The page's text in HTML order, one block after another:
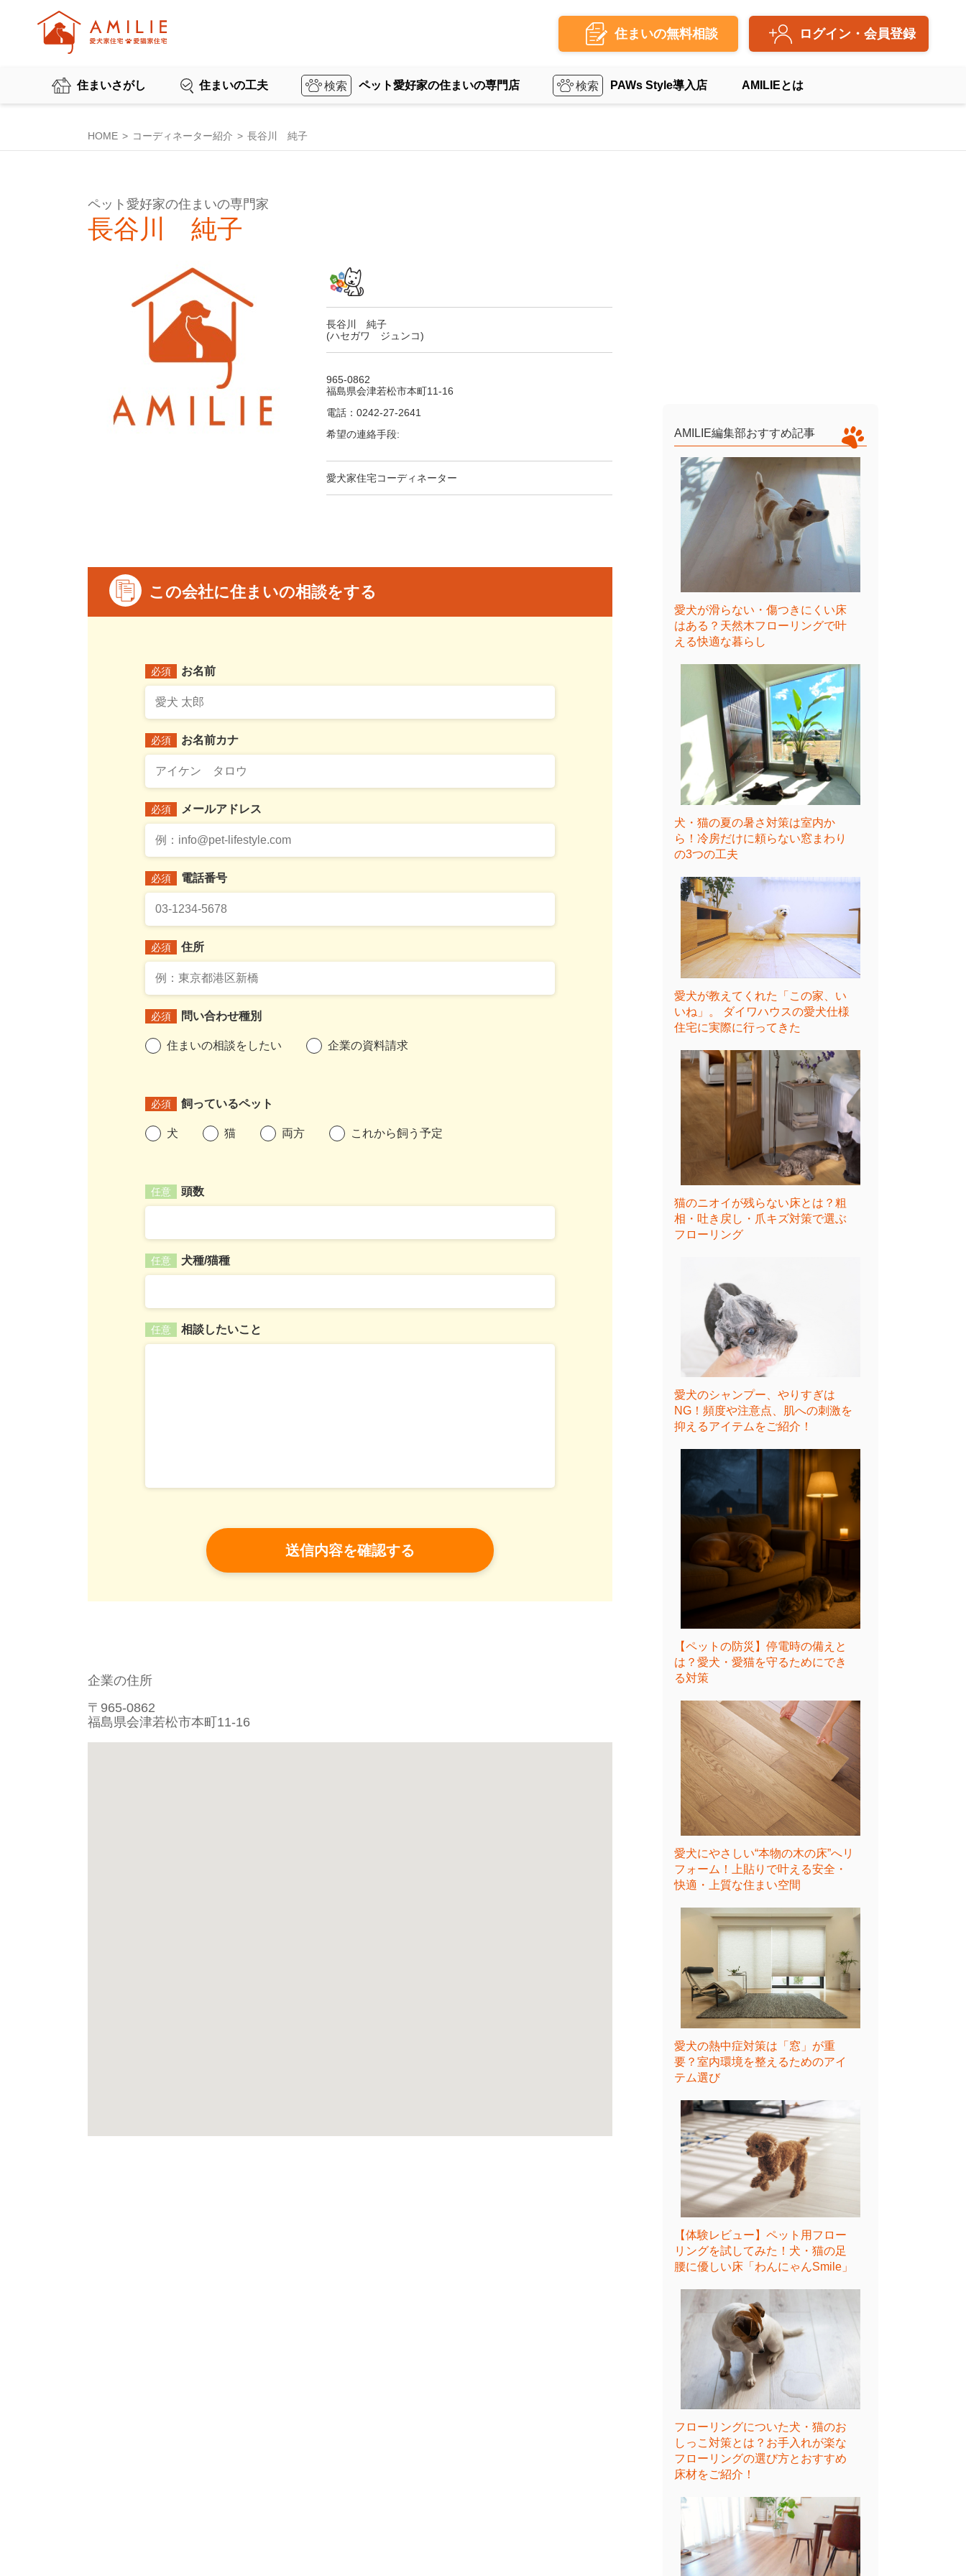
住まいの無料相談 ログイン・会員登録
住まいさがし 住まいの工夫 ペット愛好家の住まいの専門店 PAWs Style導入店 AMILIEとは
HOME コーディネーター紹介 長谷川 純子
ペット愛好家の住まいの専門家
長谷川 純子
長谷川 純子
(ハセガワ ジュンコ)
965-0862
福島県会津若松市本町11-16
電話：0242-27-2641
希望の連絡手段:
愛犬家住宅コーディネーター
この会社に住まいの相談をする
必須 お名前
必須 お名前カナ
必須 メールアドレス
必須 電話番号
必須 住所
必須 問い合わせ種別
住まいの相談をしたい 企業の資料請求
必須 飼っているペット
犬 猫 両方 これから飼う予定
任意 頭数
任意 犬種/猫種
任意 相談したいこと
企業の住所
〒965-0862
福島県会津若松市本町11-16
AMILIE編集部おすすめ記事
愛犬が滑らない・傷つきにくい床
はある？天然木フローリングで叶
える快適な暮らし
犬・猫の夏の暑さ対策は室内か
ら！冷房だけに頼らない窓まわり
の3つの工夫
愛犬が教えてくれた「この家、い
いね」。 ダイワハウスの愛犬仕様
住宅に実際に行ってきた
猫のニオイが残らない床とは？粗
相・吐き戻し・爪キズ対策で選ぶ
フローリング
愛犬のシャンプー、やりすぎは
NG！頻度や注意点、肌への刺激を
抑えるアイテムをご紹介！
【ペットの防災】停電時の備えと
は？愛犬・愛猫を守るためにでき
る対策
愛犬にやさしい“本物の木の床”へリ
フォーム！上貼りで叶える安全・
快適・上質な住まい空間
愛犬の熱中症対策は「窓」が重
要？室内環境を整えるためのアイ
テム選び
【体験レビュー】ペット用フロー
リングを試してみた！犬・猫の足
腰に優しい床「わんにゃんSmile」
フローリングについた犬・猫のお
しっこ対策とは？お手入れが楽な
フローリングの選び方とおすすめ
床材をご紹介！